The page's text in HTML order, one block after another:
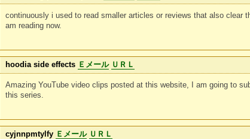
continuously i used to read smaller articles or reviews that also clear
am reading now.
hoodia side effects Ｅメール ＵＲＬ
Amazing YouTube video clips posted at this website, I am going to
this series.
cyjnnpmtylfy Ｅメール ＵＲＬ